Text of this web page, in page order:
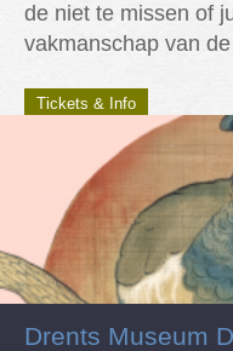
de niet te missen of
vakmanschap van
Tickets & Info
Drents Museum